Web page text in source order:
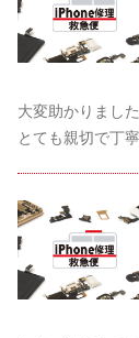
大変助かりました
とても親切で丁